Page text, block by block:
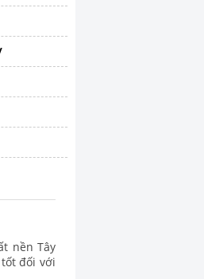
nền Tây
đối với